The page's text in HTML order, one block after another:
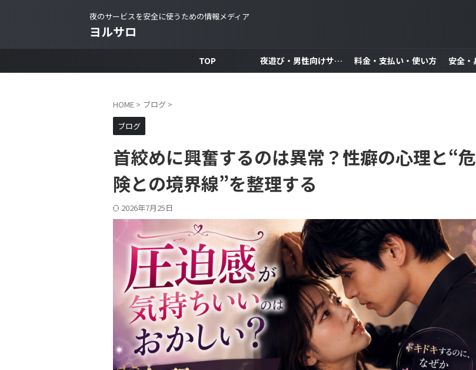
夜のサービスを安全に使うための情報メディア
ヨルサロ
TOP 夜遊び・男性向けサービス 料金・支払い・使い方
HOME > ブログ >
ブログ
首絞めに興奮するのは異常？性癖の心理と“危
険との境界線”を整理する
2026年7月25日